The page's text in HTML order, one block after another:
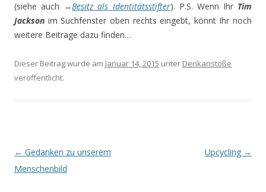
(siehe auch →Besitz als Identitätsstifter). P.S. Wenn Ihr Tim
Jackson im Suchfenster oben rechts eingebt, könnt Ihr noch
weitere Beiträge dazu finden…
Dieser Beitrag wurde am Januar 14, 2015 unter Denkanstöße
veröffentlicht.
Beitrags-
Navigation
← Gedanken zu unserem
Menschenbild
Upcycling →